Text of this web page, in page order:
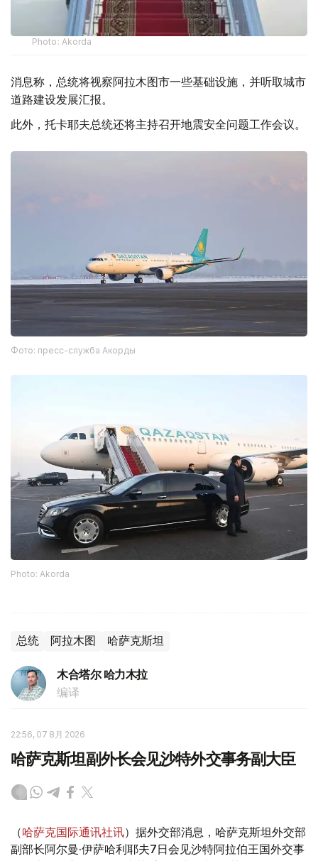
Photo: Akorda
消息称，总统将视察阿拉木图市一些基础设施，并听取城市
道路建设发展汇报。
此外，托卡耶夫总统还将主持召开地震安全问题工作会议。
Фото: пресс-служба Акорды
Photo: Akorda
总统 阿拉木图 哈萨克斯坦
木合塔尔 哈力木拉
编译
22:56, 07 8月 2026
哈萨克斯坦副外长会见沙特外交事务副大臣
（哈萨克国际通讯社讯）据外交部消息，哈萨克斯坦外交部
副部长阿尔曼·伊萨哈利耶夫7日会见沙特阿拉伯王国外交事